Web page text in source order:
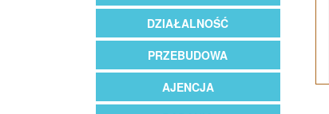
DZIAŁALNOŚĆ
PRZEBUDOWA
AJENCJA